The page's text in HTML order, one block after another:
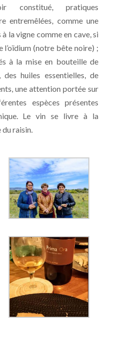
constitué, pratiques
entremêlées, comme une
la vigne comme en cave, si
l’oïdium (notre bête noire) ;
à la mise en bouteille de
des huiles essentielles, de
une attention portée sur
espèces présentes
Le vin se livre à la
du raisin.